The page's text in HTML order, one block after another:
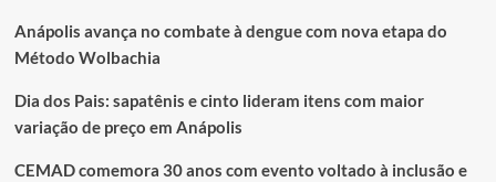
Anápolis avança no combate à dengue com nova etapa do
Método Wolbachia
Dia dos Pais: sapatênis e cinto lideram itens com maior
variação de preço em Anápolis
CEMAD comemora 30 anos com evento voltado à inclusão e